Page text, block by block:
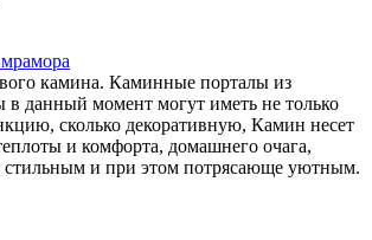
камина. Каминные порталы из
данный момент могут иметь не только
сколько декоративную, Камин несет
и комфорта, домашнего очага,
стильным и при этом потрясающе уютным.